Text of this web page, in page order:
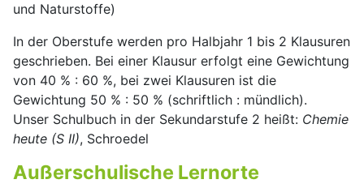
und Naturstoffe)
In der Oberstufe werden pro Halbjahr 1 bis 2 Klausuren
geschrieben. Bei einer Klausur erfolgt eine Gewichtung
von 40 % : 60 %, bei zwei Klausuren ist die
Gewichtung 50 % : 50 % (schriftlich : mündlich).
Unser Schulbuch in der Sekundarstufe 2 heißt: Chemie
heute (S II), Schroedel
Außerschulische Lernorte